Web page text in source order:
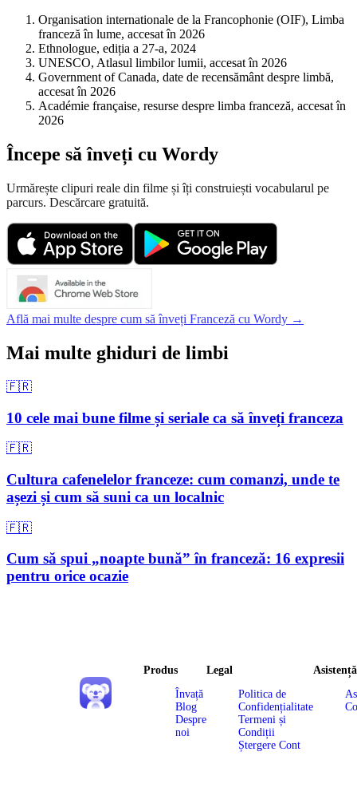
Organisation internationale de la Francophonie (OIF), Limba
franceză în lume, accesat în 2026
Ethnologue, ediția a 27-a, 2024
UNESCO, Atlasul limbilor lumii, accesat în 2026
Government of Canada, date de recensământ despre limbă,
accesat în 2026
Académie française, resurse despre limba franceză, accesat în
2026
Începe să înveți cu Wordy
Urmărește clipuri reale din filme și îți construiești vocabularul pe
parcurs. Descărcare gratuită.
Află mai multe despre cum să înveți Franceză cu Wordy →
Mai multe ghiduri de limbi
🇫🇷
10 cele mai bune filme și seriale ca să înveți franceza
🇫🇷
Cultura cafenelelor franceze: cum comanzi, unde te
așezi și cum să suni ca un localnic
🇫🇷
Cum să spui „noapte bună” în franceză: 16 expresii
pentru orice ocazie
Produs
Învață
Blog
Despre
noi
Legal
Politica de
Confidențialitate
Termeni și
Condiții
Ștergere Cont
Asistență